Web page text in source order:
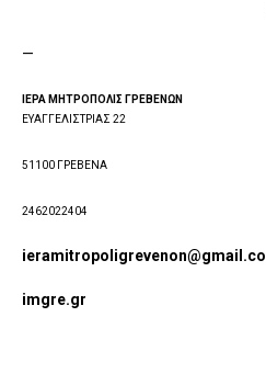
—
ΙΕΡΑ ΜΗΤΡΟΠΟΛΙΣ ΓΡΕΒΕΝΩΝ
ΕΥΑΓΓΕΛΙΣΤΡΙΑΣ 22
51100 ΓΡΕΒΕΝΑ
2462022404
imgre.gr